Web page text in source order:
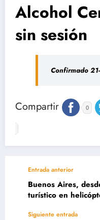
Alcohol
sin sesión
Confirmado
Compartir 0
Entrada anterior
Buenos Aires,
turístico en
Siguiente entrada